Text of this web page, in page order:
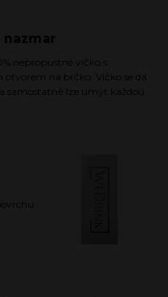
nazmar
nepropustné víčko s
otvorem na brčko. Víčko se dá
samostatně lze umýt každou